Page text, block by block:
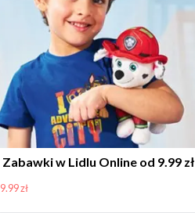
Zabawki w Lidlu Online od 9.99 zł
9.99 zł